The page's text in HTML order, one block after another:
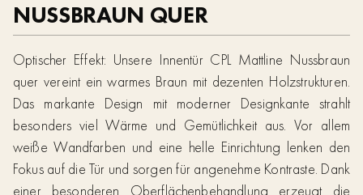
NUSSBRAUN QUER
Optischer Effekt: Unsere Innentür CPL Mattline Nussbraun
quer vereint ein warmes Braun mit dezenten Holzstrukturen.
Das markante Design mit moderner Designkante strahlt
besonders viel Wärme und Gemütlichkeit aus. Vor allem
weiße Wandfarben und eine helle Einrichtung lenken den
Fokus auf die Tür und sorgen für angenehme Kontraste. Dank
einer besonderen Oberflächenbehandlung erzeugt die